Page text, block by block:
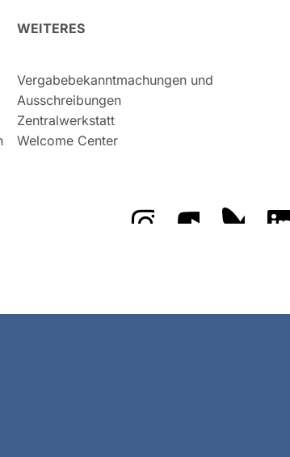
WEITERES
Vergabebekanntmachungen und
Ausschreibungen
Zentralwerkstatt
Welcome Center
Das GFZ aufDas GFZ auf
Das